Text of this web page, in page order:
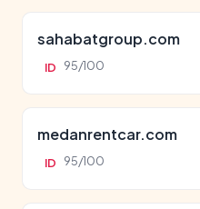
sahabatgroup.com
ID 95/100
medanrentcar.com
ID 95/100